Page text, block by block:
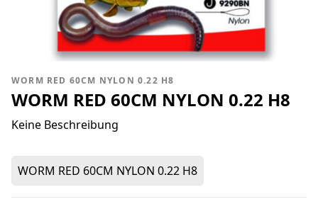
WORM RED 60CM NYLON 0.22 H8
WORM RED 60CM NYLON 0.22 H8
Keine Beschreibung
WORM RED 60CM NYLON 0.22 H8